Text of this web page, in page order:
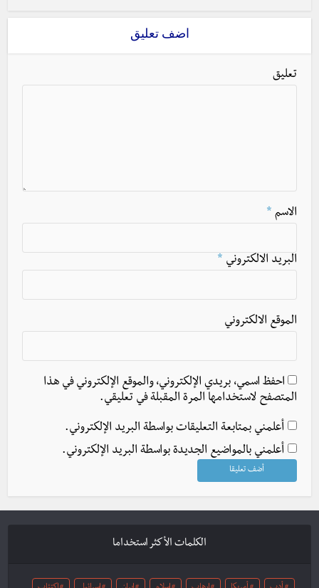
اضف تعليق
تعليق
الاسم *
البريد الالكتروني *
الموقع الالكتروني
احفظ اسمي، بريدي الإلكتروني، والموقع الإلكتروني في هذا
المتصفح لاستخدامها المرة المقبلة في تعليقي.
أعلمني بمتابعة التعليقات بواسطة البريد الإلكتروني.
أعلمني بالمواضيع الجديدة بواسطة البريد الإلكتروني.
الكلمات الأكثر استخداما